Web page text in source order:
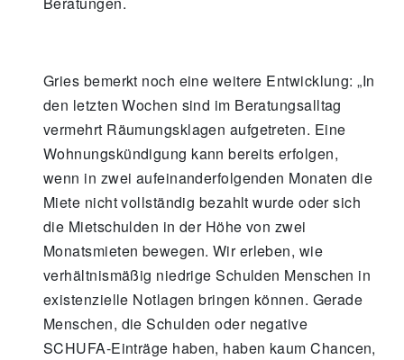
Gries bemerkt noch eine weitere Entwicklung: „In
den letzten Wochen sind im Beratungsalltag
vermehrt Räumungsklagen aufgetreten. Eine
Wohnungskündigung kann bereits erfolgen,
wenn in zwei aufeinanderfolgenden Monaten die
Miete nicht vollständig bezahlt wurde oder sich
die Mietschulden in der Höhe von zwei
Monatsmieten bewegen. Wir erleben, wie
verhältnismäßig niedrige Schulden Menschen in
existenzielle Notlagen bringen können. Gerade
Menschen, die Schulden oder negative
SCHUFA-Einträge haben, haben kaum Chancen,